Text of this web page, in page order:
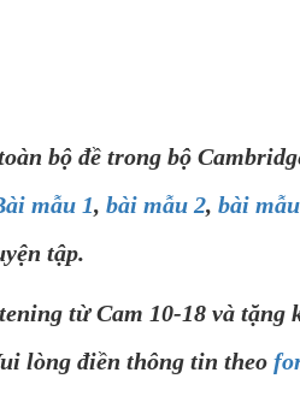
bộ đề trong bộ
mẫu 1, bài mẫu 2, bài
tập.
từ Cam 10-18 và tặng
lòng điền thông tin theo